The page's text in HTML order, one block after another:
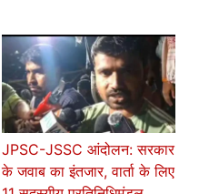
JPSC-JSSC आंदोलन: सरकार
के जवाब का इंतजार, वार्ता के लिए